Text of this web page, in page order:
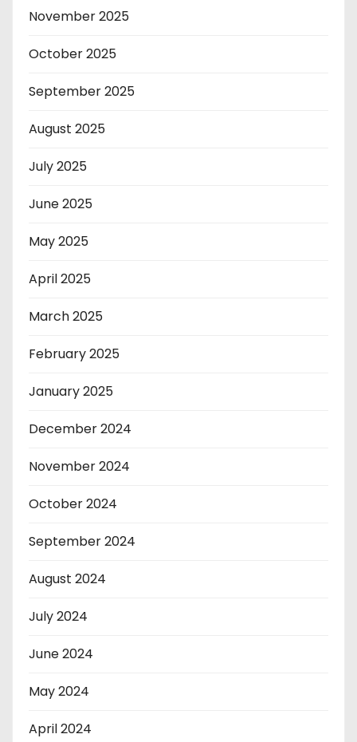
November 2025
October 2025
September 2025
August 2025
July 2025
June 2025
May 2025
April 2025
March 2025
February 2025
January 2025
December 2024
November 2024
October 2024
September 2024
August 2024
July 2024
June 2024
May 2024
April 2024